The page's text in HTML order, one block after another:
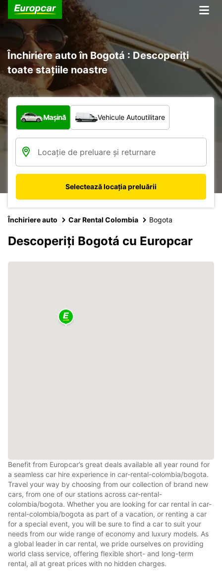
Închiriere auto în Bogotá : Descoperiți
toate stațiile noastre
Ce tip de vehicul?
Mașină Vehicule Autoutilitare
Selectează locația preluării
Închiriere auto Car Rental Colombia Bogota
Descoperiți Bogotá cu Europcar
Benefit from Europcar’s great deals available all year round for
a seamless car hire experience in car-rental-colombia/bogota.
Travel your way by choosing from our collection of brand new
cars, from one of our stations across car-rental-
colombia/bogota. Whether you are looking for car rental in car-
rental-colombia/bogota as part of a vacation, or renting a car
for a special event, you will be sure to find a car to suit your
needs from our wide range of economy and luxury models. As
a global leader in car rental, we pride ourselves on providing
world class service, offering flexible short- and long-term
rental, all at great prices with no hidden charges.